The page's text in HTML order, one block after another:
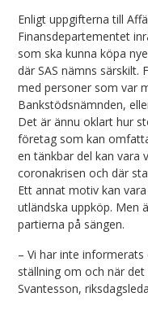
Enligt uppgifterna till
Finansdepartementet
som ska kunna köpa
där SAS nämns
med personer som var
Bankstödsnämnden,
Det är ännu oklart hur
företag som kan
en tänkbar del kan vara
coronakrisen och där
Ett annat motiv kan
utländska uppköp. Men
partierna på sängen.
– Vi har inte
ställning om och när
Svantesson,